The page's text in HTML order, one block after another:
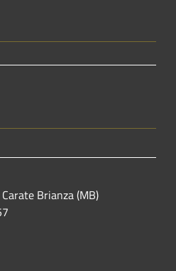
Brianza (MB)